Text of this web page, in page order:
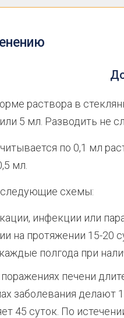
раствора в
5 мл. Разводить не
по 0,1 мл
мл.
следующие схемы:
инфекции или
на протяжении 15-20
полгода при
печени
заболевания делают
45 суток. По